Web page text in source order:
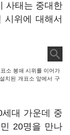
사태는 중대한
시위에 대해서
소 봉쇄 시위를 이어가
치된 개표소 앞에서 구
대 가운데 중
20명을 만나